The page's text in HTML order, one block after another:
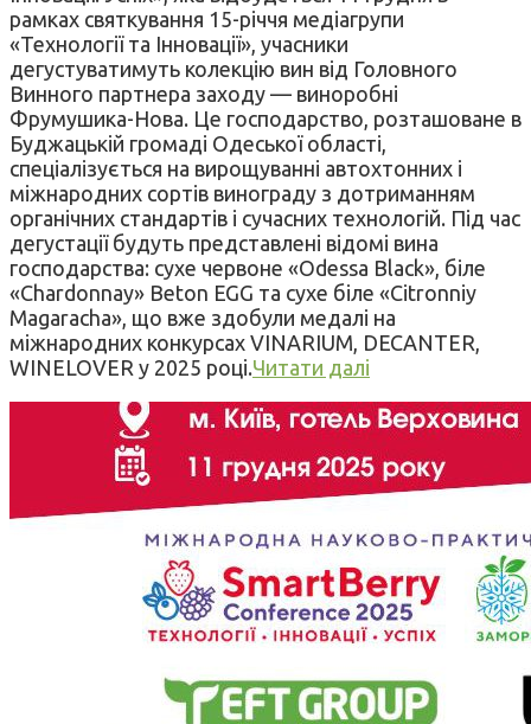
рамках святкування 15-річчя медіагрупи
«Технології та Інновації», учасники
дегустуватимуть колекцію вин від Головного
Винного партнера заходу — виноробні
Фрумушика-Нова. Це господарство, розташоване в
Буджацькій громаді Одеської області,
спеціалізується на вирощуванні автохтонних і
міжнародних сортів винограду з дотриманням
органічних стандартів і сучасних технологій. Під час
дегустації будуть представлені відомі вина
господарства: сухе червоне «Odessa Black», біле
«Chardonnay» Beton EGG та сухе біле «Citronniy
Magaracha», що вже здобули медалі на
міжнародних конкурсах VINARIUM, DECANTER,
WINELOVER у 2025 році.Читати далі